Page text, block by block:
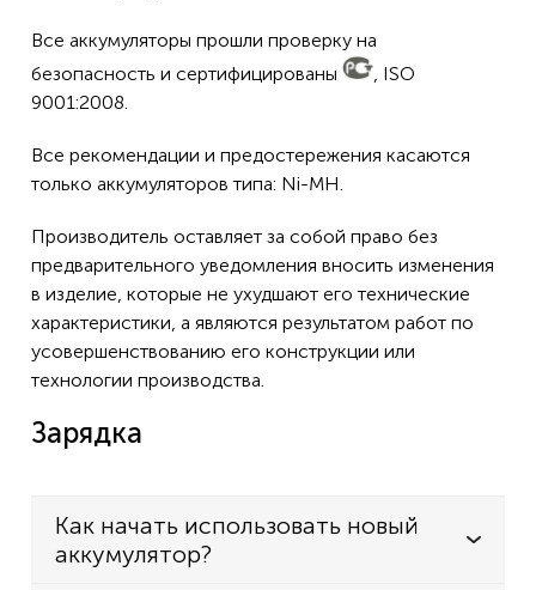
Все аккумуляторы прошли проверку на
безопасность и сертифицированы
, ISO
9001:2008.
Все рекомендации и предостережения касаются
только аккумуляторов типа: Ni-MH.
Производитель оставляет за собой право без
предварительного уведомления вносить изменения
в изделие, которые не ухудшают его технические
характеристики, а являются результатом работ по
усовершенствованию его конструкции или
технологии производства.
Зарядка
Как начать использовать новый
аккумулятор?